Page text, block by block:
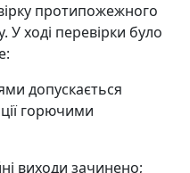
протипожежного
У ході перевірки було
допускається
горючими
виходи зачинено;